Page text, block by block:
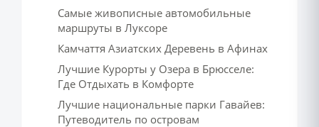
Самые живописные автомобильные
маршруты в Луксоре
Камчаття Азиатских Деревень в Афинах
Лучшие Курорты у Озера в Брюсселе:
Где Отдыхать в Комфорте
Лучшие национальные парки Гавайев:
Путеводитель по островам